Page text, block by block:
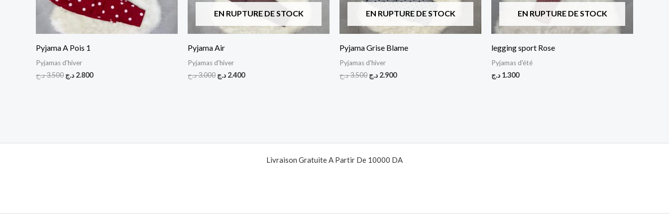
Pyjama A Pois 1
Pyjamas d'hiver
3.500د.ج 2.800 د.ج
EN RUPTURE DE STOCK
Pyjama Air
Pyjamas d'hiver
3.000د.ج 2.400 د.ج
EN RUPTURE DE STOCK
Pyjama Grise Blame
Pyjamas d'hiver
3.500د.ج 2.900 د.ج
EN RUPTURE DE STOCK
legging sport Rose
Pyjamas d'été
1.300 د.ج
Livraison Gratuite A Partir De 10000 DA